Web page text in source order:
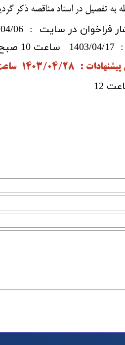
به تفصيل در اسناد مناقصه ذكر
: 1403/04/28 ساعت 10